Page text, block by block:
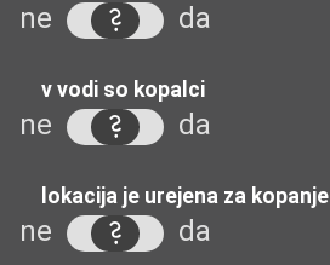
ne da
v vodi so kopalci
ne da
lokacija je urejena za kopanje
ne da